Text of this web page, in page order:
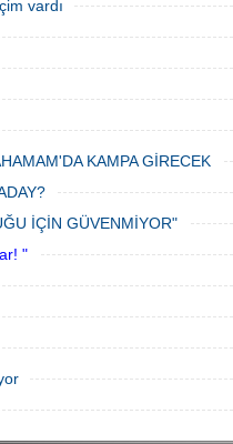
vardı
KAMPA GİRECEK
İÇİN GÜVENMİYOR"
"